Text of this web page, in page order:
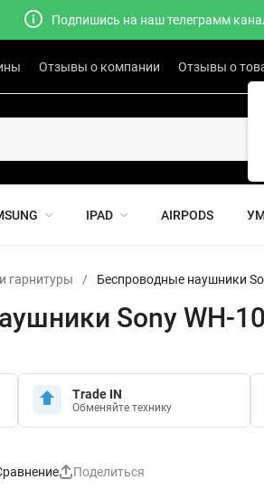
Подпишись на наш телеграмм
Отзывы о компании Отзывы о
IPAD AIRPODS
гарнитуры / Беспроводные наушники
Sony WH-
Trade IN
Обменяйте технику
Поделиться